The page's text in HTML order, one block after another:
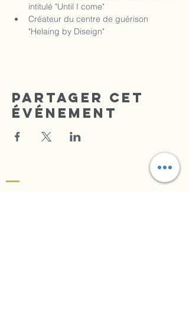
intitulé "Until I come"
Créateur du centre de guérison
"Helaing by Diseign"
Partager cet
événement